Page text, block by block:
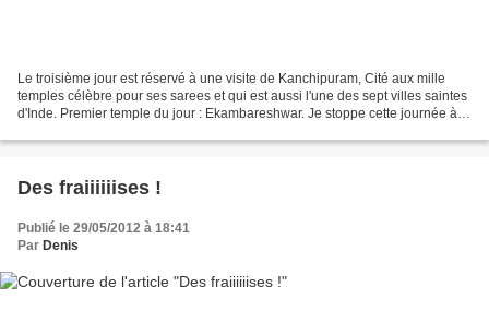
Le troisième jour est réservé à une visite de Kanchipuram, Cité aux mille
temples célèbre pour ses sarees et qui est aussi l'une des sept villes saintes
d'Inde. Premier temple du jour : Ekambareshwar. Je stoppe cette journée à
Des fraiiiiiises !
Publié le 29/05/2012 à 18:41
Par Denis